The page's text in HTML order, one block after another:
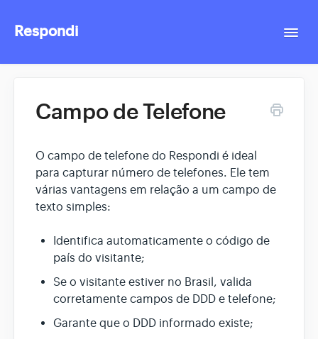
Respondi
Campo de Telefone
O campo de telefone do Respondi é ideal
para capturar número de telefones. Ele tem
várias vantagens em relação a um campo de
texto simples:
Identifica automaticamente o código de
país do visitante;
Se o visitante estiver no Brasil, valida
corretamente campos de DDD e telefone;
Garante que o DDD informado existe;